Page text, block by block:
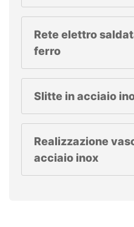
Rete elettro
ferro
Slitte in acciaio
Realizzazione
acciaio inox